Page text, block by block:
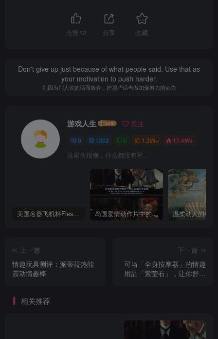
点赞 12 分享 收藏
Don't give up just because of what people said. Use that as
your motivation to push harder.
别因为别人说的话而放弃，把那些话当做加倍努力的动力
游戏人生 关注
0 1302 0 1.3W+ 17.4W+
这家伙很懒，什么都没有写...
美国名器飞机杯Fleshlight 【Quickshot-Vantage 双头飞机杯】完全评测 岛国爱情动作片中的AV棒到底有多猛？成人用品震动棒的发展史！
上一篇
情趣玩具测评：派蒂菈热能
震动情趣棒
下一篇
可当「全身按摩器」的情趣
用品「紫莹石」，让你舒服
相关推荐